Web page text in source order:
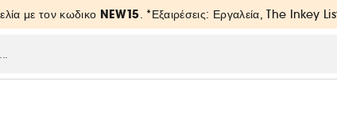
με τον κωδικο NEW15. *Εξαιρέσεις: Εργαλεία, The Inkey